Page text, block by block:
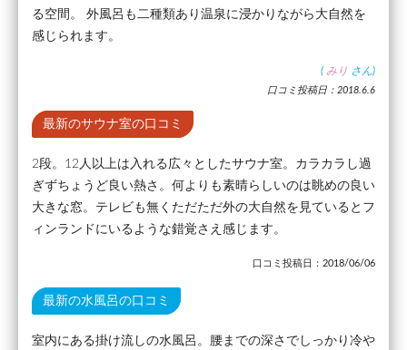
る空間。 外風呂も二種類あり温泉に浸かりながら大自然を
感じられます。
( みり さん)
口コミ投稿日：2018.6.6
最新のサウナ室の口コミ
2段。12人以上は入れる広々としたサウナ室。カラカラし過
ぎずちょうど良い熱さ。何よりも素晴らしいのは眺めの良い
大きな窓。テレビも無くただただ外の大自然を見ているとフ
ィンランドにいるような錯覚さえ感じます。
口コミ投稿日：2018/06/06
最新の水風呂の口コミ
室内にある掛け流しの水風呂。腰までの深さでしっかり冷や